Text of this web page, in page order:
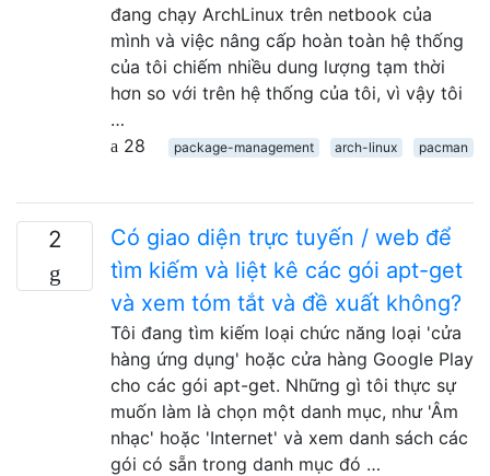
đang chạy ArchLinux trên netbook của
mình và việc nâng cấp hoàn toàn hệ thống
của tôi chiếm nhiều dung lượng tạm thời
hơn so với trên hệ thống của tôi, vì vậy tôi
…
28
package-management arch-linux pacman
2
Có giao diện trực tuyến / web để
tìm kiếm và liệt kê các gói apt-get
và xem tóm tắt và đề xuất không?
Tôi đang tìm kiếm loại chức năng loại 'cửa
hàng ứng dụng' hoặc cửa hàng Google Play
cho các gói apt-get. Những gì tôi thực sự
muốn làm là chọn một danh mục, như 'Âm
nhạc' hoặc 'Internet' và xem danh sách các
gói có sẵn trong danh mục đó …